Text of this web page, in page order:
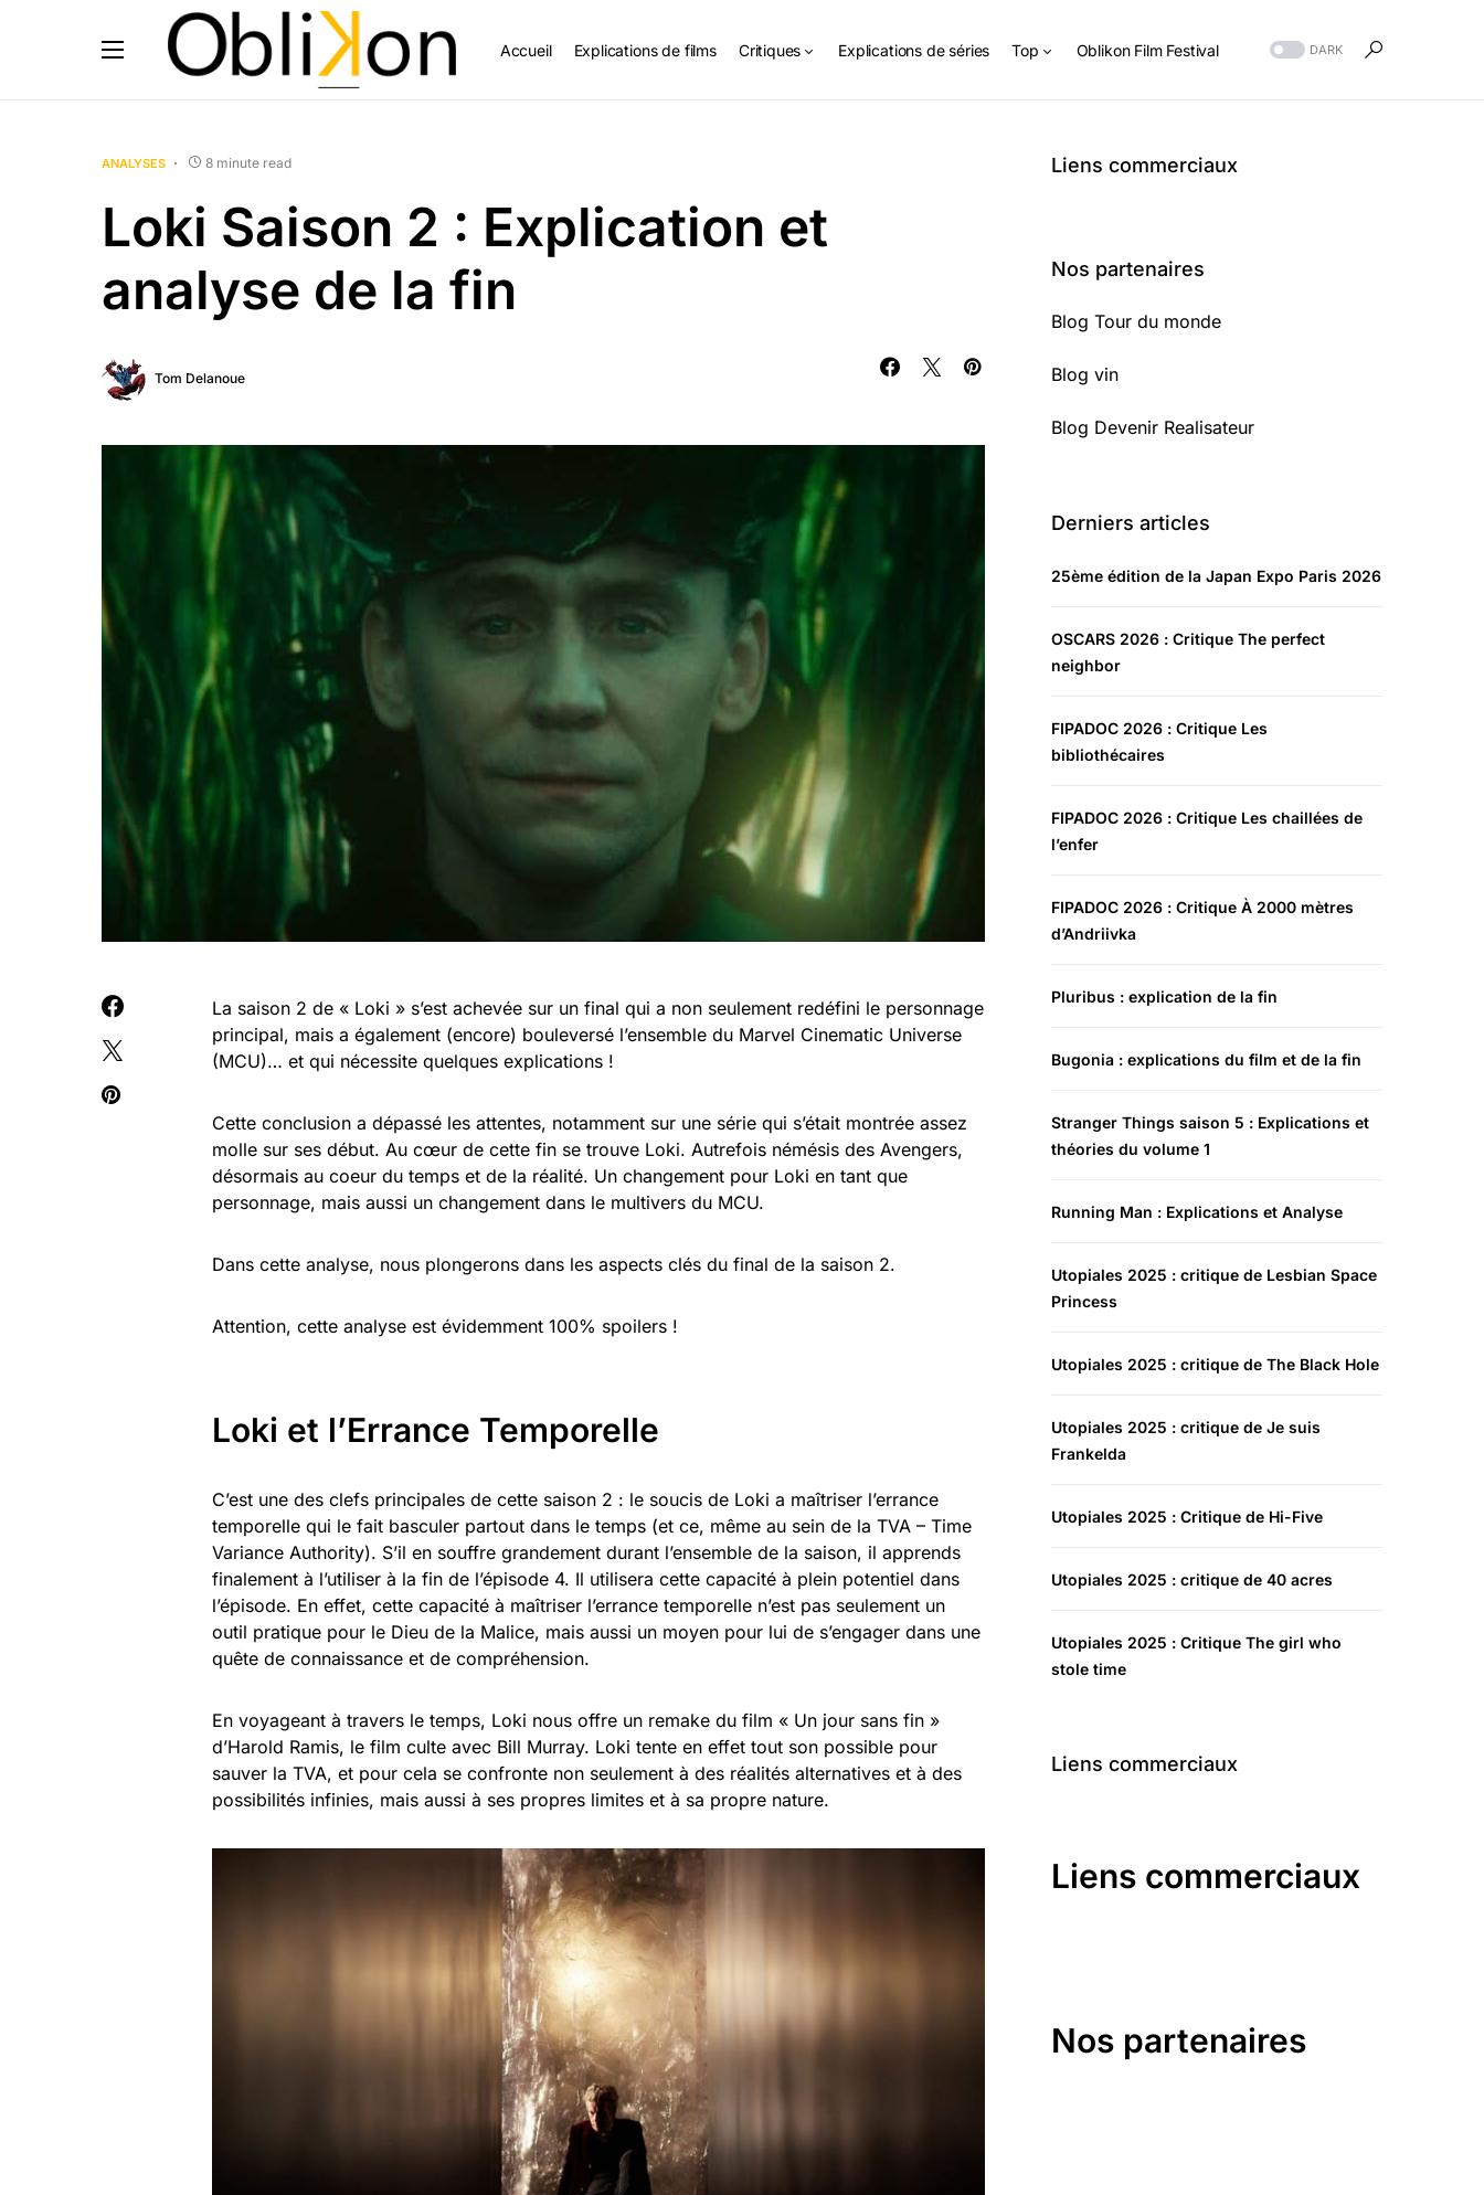
Accueil Explications de films Critiques Explications de séries Top Oblikon Film Festival DARK
ANALYSES 8 minute read
Loki Saison 2 : Explication et
analyse de la fin
Tom Delanoue
La saison 2 de « Loki » s’est achevée sur un final qui a non seulement redéfini le personnage
principal, mais a également (encore) bouleversé l’ensemble du Marvel Cinematic Universe
(MCU)… et qui nécessite quelques explications !
Cette conclusion a dépassé les attentes, notamment sur une série qui s’était montrée assez
molle sur ses début. Au cœur de cette fin se trouve Loki. Autrefois némésis des Avengers,
désormais au coeur du temps et de la réalité. Un changement pour Loki en tant que
personnage, mais aussi un changement dans le multivers du MCU.
Dans cette analyse, nous plongerons dans les aspects clés du final de la saison 2.
Attention, cette analyse est évidemment 100% spoilers !
Loki et l’Errance Temporelle
C’est une des clefs principales de cette saison 2 : le soucis de Loki a maîtriser l’errance
temporelle qui le fait basculer partout dans le temps (et ce, même au sein de la TVA – Time
Variance Authority). S’il en souffre grandement durant l’ensemble de la saison, il apprends
finalement à l’utiliser à la fin de l’épisode 4. Il utilisera cette capacité à plein potentiel dans
l’épisode. En effet, cette capacité à maîtriser l’errance temporelle n’est pas seulement un
outil pratique pour le Dieu de la Malice, mais aussi un moyen pour lui de s’engager dans une
quête de connaissance et de compréhension.
En voyageant à travers le temps, Loki nous offre un remake du film « Un jour sans fin »
d’Harold Ramis, le film culte avec Bill Murray. Loki tente en effet tout son possible pour
sauver la TVA, et pour cela se confronte non seulement à des réalités alternatives et à des
possibilités infinies, mais aussi à ses propres limites et à sa propre nature.
Liens commerciaux
Nos partenaires
Blog Tour du monde
Blog vin
Blog Devenir Realisateur
Derniers articles
25ème édition de la Japan Expo Paris 2026
OSCARS 2026 : Critique The perfect
neighbor
FIPADOC 2026 : Critique Les
bibliothécaires
FIPADOC 2026 : Critique Les chaillées de
l’enfer
FIPADOC 2026 : Critique À 2000 mètres
d’Andriivka
Pluribus : explication de la fin
Bugonia : explications du film et de la fin
Stranger Things saison 5 : Explications et
théories du volume 1
Running Man : Explications et Analyse
Utopiales 2025 : critique de Lesbian Space
Princess
Utopiales 2025 : critique de The Black Hole
Utopiales 2025 : critique de Je suis
Frankelda
Utopiales 2025 : Critique de Hi-Five
Utopiales 2025 : critique de 40 acres
Utopiales 2025 : Critique The girl who
stole time
Liens commerciaux
Liens commerciaux
Nos partenaires